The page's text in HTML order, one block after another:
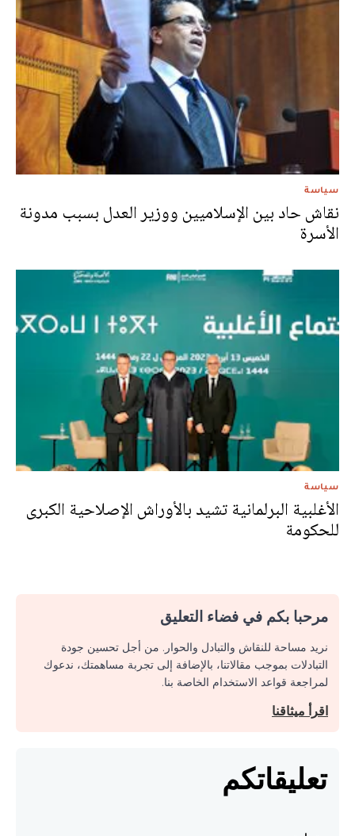
سياسة
نقاش حاد بين الإسلاميين ووزير العدل بسبب مدونة
الأسرة
سياسة
الأغلبية البرلمانية تشيد بالأوراش الإصلاحية الكبرى
للحكومة
مرحبا بكم في فضاء التعليق
نريد مساحة للنقاش والتبادل والحوار. من أجل تحسين جودة
التبادلات بموجب مقالاتنا، بالإضافة إلى تجربة مساهمتك، ندعوك
لمراجعة قواعد الاستخدام الخاصة بنا.
اقرأ ميثاقنا
تعليقاتكم